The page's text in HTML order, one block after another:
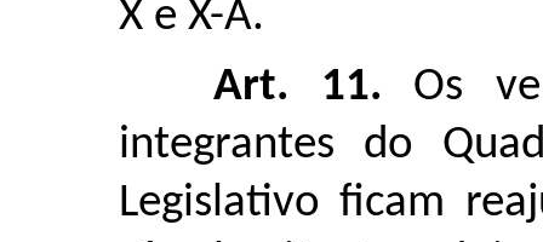
X e X-A.
Art. 11. Os
integrantes do
Legislativo ficam